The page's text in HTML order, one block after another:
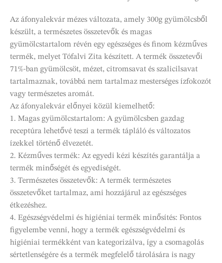
Az áfonyalekvár mézes változata, amely 300g gyümölcsből
készült, a természetes összetevők és magas
gyümölcstartalom révén egy egészséges és finom kézműves
termék, melyet Tófalvi Zita készített. A termék összetevői
71%-ban gyümölcsöt, mézet, citromsavat és szalicilsavat
tartalmaznak, továbbá nem tartalmaz mesterséges ízfokozót
vagy természetes aromát.
Az áfonyalekvár előnyei közül kiemelhető:
1. Magas gyümölcstartalom: A gyümölcsben gazdag
receptúra lehetővé teszi a termék tápláló és változatos
ízekkel történő élvezetét.
2. Kézműves termék: Az egyedi kézi készítés garantálja a
termék minőségét és egyediségét.
3. Természetes összetevők: A termék természetes
összetevőket tartalmaz, ami hozzájárul az egészséges
étkezéshez.
4. Egészségvédelmi és higiéniai termék minősítés: Fontos
figyelembe venni, hogy a termék egészségvédelmi és
higiéniai termékként van kategorizálva, így a csomagolás
sértetlenségére és a termék megfelelő tárolására is nagy